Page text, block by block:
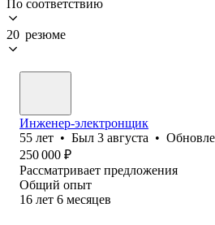
По соответствию
20 резюме
Инженер-электронщик
55 лет • Был 3 августа •
250 000 ₽
Рассматривает предложения
Общий опыт
16 лет 6 месяцев